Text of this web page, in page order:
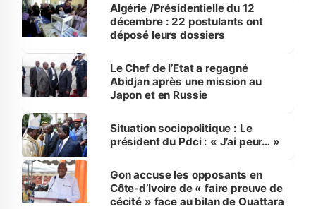
Algérie /Présidentielle du 12
décembre : 22 postulants ont
déposé leurs dossiers
Le Chef de l’Etat a regagné
Abidjan après une mission au
Japon et en Russie
Situation sociopolitique : Le
président du Pdci : « J’ai peur… »
Gon accuse les opposants en
Côte-d’Ivoire de « faire preuve de
cécité » face au bilan de Ouattara